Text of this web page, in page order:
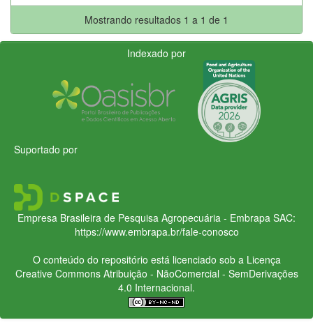
Mostrando resultados 1 a 1 de 1
Indexado por
Suportado por
Empresa Brasileira de Pesquisa Agropecuária - Embrapa SAC:
https://www.embrapa.br/fale-conosco
O conteúdo do repositório está licenciado sob a Licença
Creative CommonsAtribuição - NãoComercial - SemDerivações
4.0 Internacional.